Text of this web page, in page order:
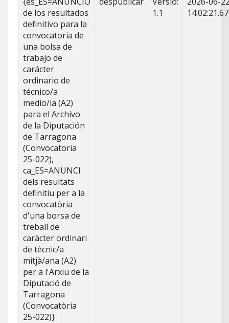
els
registres
de los resultados
definitivo para la
convocatoria de
una bolsa de
trabajo de
carácter
ordinario de
técnico/a
medio/ia (A2)
para el Archivo
de la Diputación
de Tarragona
(Convocatoria
25-022),
ca_ES=ANUNCI
dels resultats
definitiu per a la
convocatòria
d'una borsa de
treball de
caràcter ordinari
de tècnic/a
mitjà/ana (A2)
per a l'Arxiu de la
Diputació de
Tarragona
(Convocatòria
25-022)}
1.1